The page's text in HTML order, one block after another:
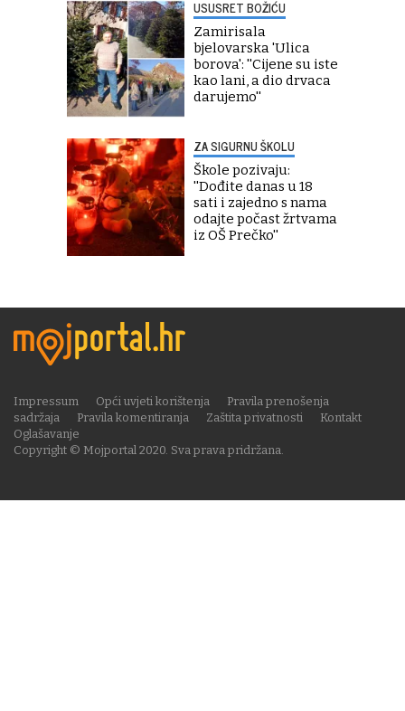
USUSRET BOŽIĆU
Zamirisala
bjelovarska 'Ulica
borova': ''Cijene su iste
kao lani, a dio drvaca
darujemo''
ZA SIGURNU ŠKOLU
Škole pozivaju:
''Dođite danas u 18
sati i zajedno s nama
odajte počast žrtvama
iz OŠ Prečko''
Copyright © Mojportal 2020. Sva prava pridržana.
Impressum Opći uvjeti korištenja
Pravila prenošenja
sadržaja
Pravila komentiranja Zaštita privatnosti
Kontakt
Oglašavanje